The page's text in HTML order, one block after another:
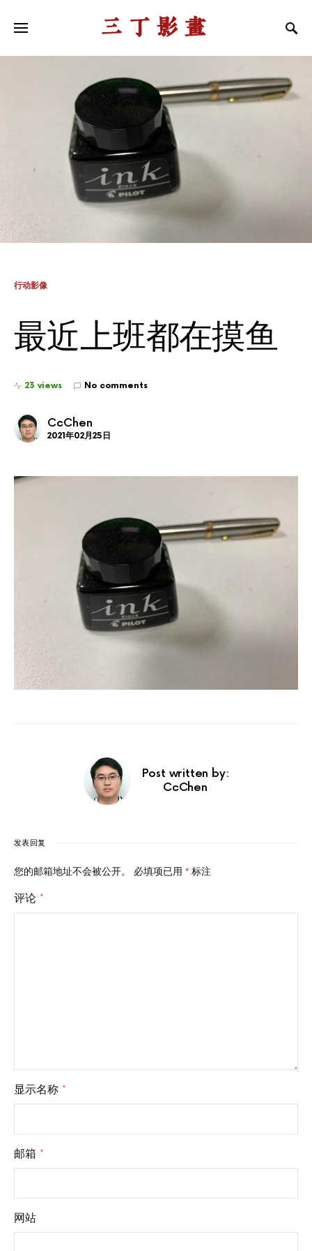
三丁影画
行动影像
最近上班都在摸鱼
23 views No comments
CcChen
2021年02月25日
Post written by:
CcChen
发表回复
您的邮箱地址不会被公开。 必填项已用 * 标注
评论 *
显示名称 *
邮箱 *
网站